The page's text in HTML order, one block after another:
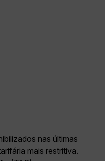
nas últimas
mais restritiva.